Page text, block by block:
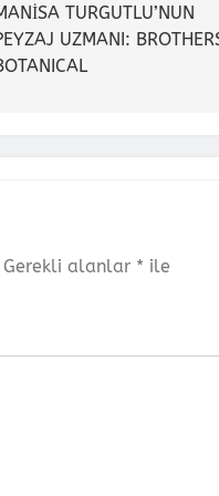
TURGUTLU’NUN
UZMANI:
Gerekli alanlar * ile